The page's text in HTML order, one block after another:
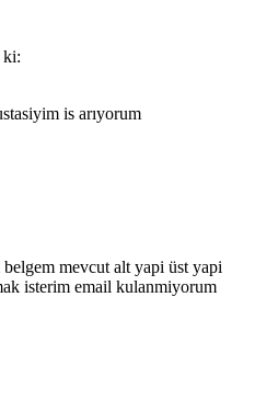
ki:
is arıyorum
mevcut alt yapi üst yapi
isterim email kulanmiyorum